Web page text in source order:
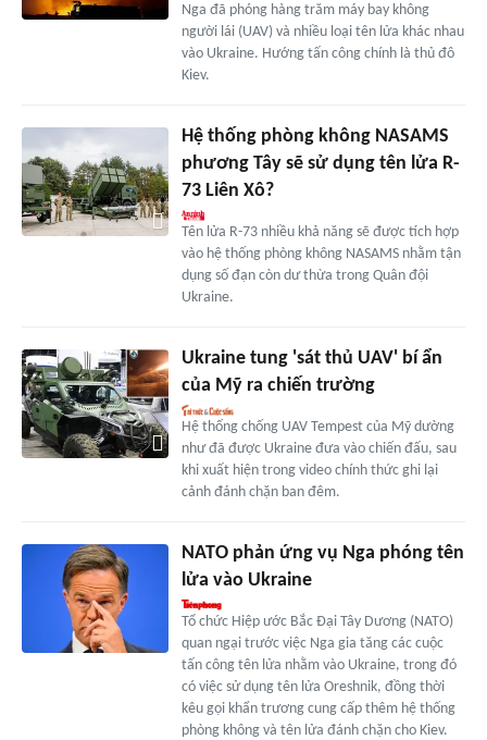
Nga đã phóng hàng trăm máy bay không
người lái (UAV) và nhiều loại tên lửa khác nhau
vào Ukraine. Hướng tấn công chính là thủ đô
Kiev.
Hệ thống phòng không NASAMS
phương Tây sẽ sử dụng tên lửa R-
73 Liên Xô?
Tên lửa R-73 nhiều khả năng sẽ được tích hợp
vào hệ thống phòng không NASAMS nhằm tận
dụng số đạn còn dư thừa trong Quân đội
Ukraine.
Ukraine tung 'sát thủ UAV' bí ẩn
của Mỹ ra chiến trường
Hệ thống chống UAV Tempest của Mỹ dường
như đã được Ukraine đưa vào chiến đấu, sau
khi xuất hiện trong video chính thức ghi lại
cảnh đánh chặn ban đêm.
NATO phản ứng vụ Nga phóng tên
lửa vào Ukraine
Tổ chức Hiệp ước Bắc Đại Tây Dương (NATO)
quan ngại trước việc Nga gia tăng các cuộc
tấn công tên lửa nhằm vào Ukraine, trong đó
có việc sử dụng tên lửa Oreshnik, đồng thời
kêu gọi khẩn trương cung cấp thêm hệ thống
phòng không và tên lửa đánh chặn cho Kiev.